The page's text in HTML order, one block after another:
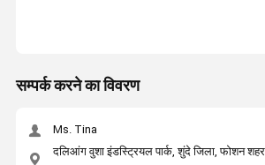
सम्पर्क करने का विवरण
Ms. Tina
दलिआंग वुशा इंडस्ट्रियल पार्क, शुंदे जिला, फोशन